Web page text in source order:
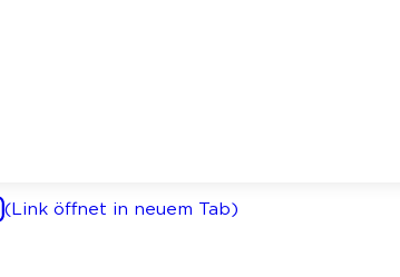
(Link öffnet in neuem Tab)